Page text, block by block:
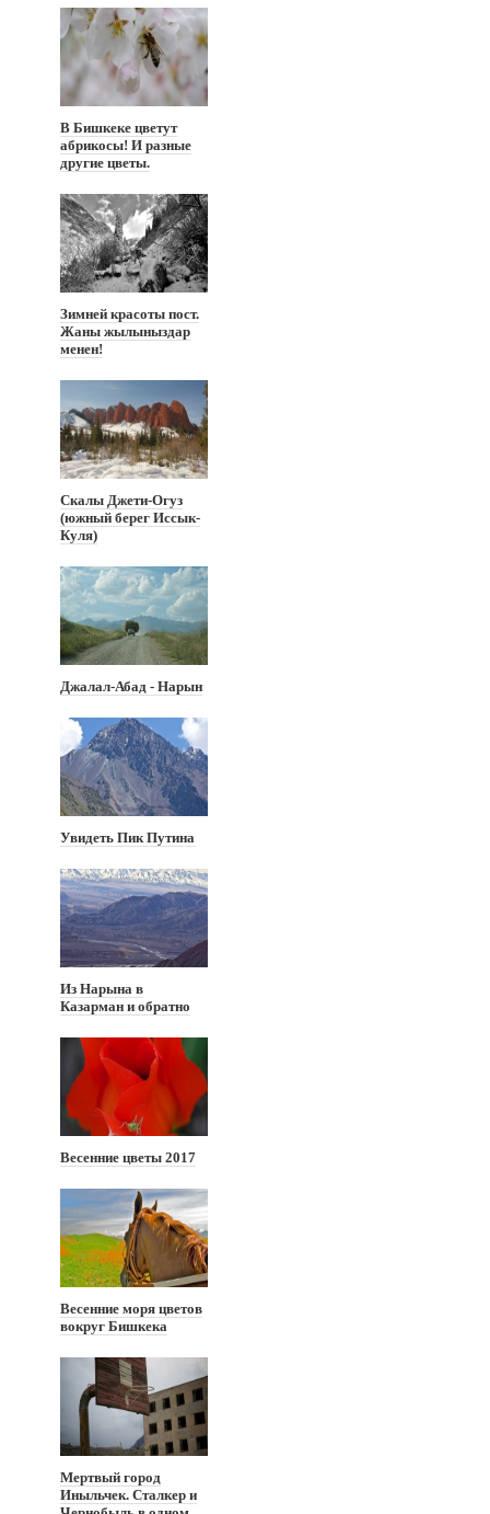
В Бишкеке цветут
абрикосы! И разные
другие цветы.
Зимней красоты пост.
Жаны жылыныздар
менен!
Скалы Джети-Огуз
(южный берег Иссык-
Куля)
Джалал-Абад - Нарын
Увидеть Пик Путина
Из Нарына в
Казарман и обратно
Весенние цветы 2017
Весенние моря цветов
вокруг Бишкека
Мертвый город
Иныльчек. Сталкер и